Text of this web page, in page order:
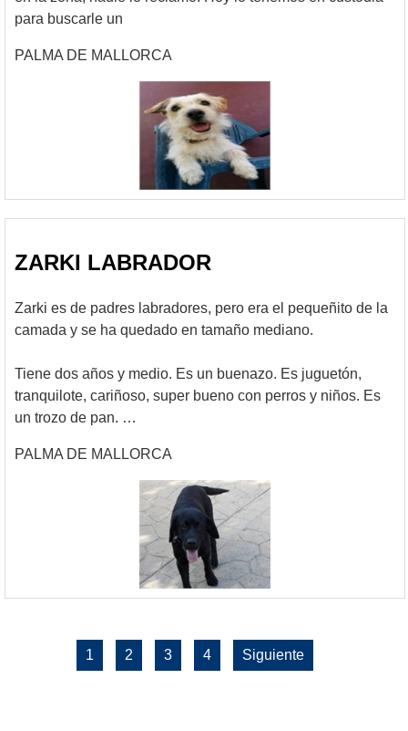
para buscarle un
PALMA DE MALLORCA
ZARKI LABRADOR
Zarki es de padres labradores, pero era el pequeñito de la
camada y se ha quedado en tamaño mediano.
Tiene dos años y medio. Es un buenazo. Es juguetón,
tranquilote, cariñoso, super bueno con perros y niños. Es
un trozo de pan. …
PALMA DE MALLORCA
1 2 3 4 Siguiente